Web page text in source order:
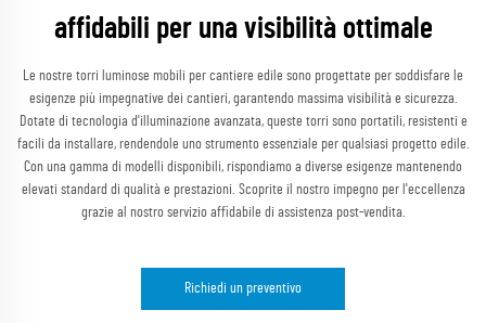
affidabili per una visibilità ottimale
Le nostre torri luminose mobili per cantiere edile sono progettate per soddisfare le
esigenze più impegnative dei cantieri, garantendo massima visibilità e sicurezza.
Dotate di tecnologia d'illuminazione avanzata, queste torri sono portatili, resistenti e
facili da installare, rendendole uno strumento essenziale per qualsiasi progetto edile.
Con una gamma di modelli disponibili, rispondiamo a diverse esigenze mantenendo
elevati standard di qualità e prestazioni. Scoprite il nostro impegno per l'eccellenza
grazie al nostro servizio affidabile di assistenza post-vendita.
Richiedi un preventivo